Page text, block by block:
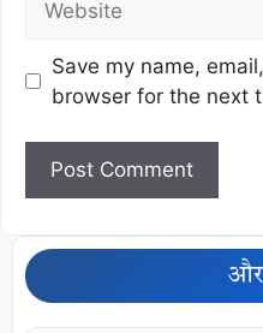
Save my name,
browser for the next